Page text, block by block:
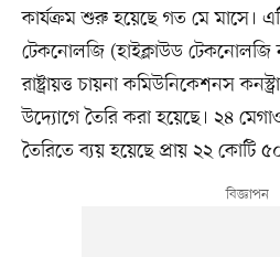
কার্যক্রম শুরু হয়েছে গত মে মাসে।
টেকনোলজি (হাইক্লাউড টেকনোলজি
রাষ্ট্রায়ত্ত চায়না কমিউনিকেশনস
উদ্যোগে তৈরি করা হয়েছে। ২৪
তৈরিতে ব্যয় হয়েছে প্রায় ২২ কোটি